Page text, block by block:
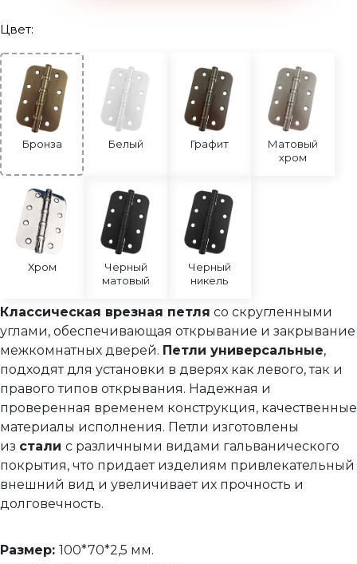
Накладки под цилиндр
Фурнитура для финских дверей
Механизмы для раздвижных и складных дверей
Прочее (доводчики, ограничители)
Цвет:
Белый
Бронза Графит
Матовый
хром
Хром
Черный
матовый
Черный
никель
Классическая врезная петля со скругленными
углами, обеспечивающая открывание и закрывание
межкомнатных дверей. Петли универсальные,
подходят для установки в дверях как левого, так и
правого типов открывания. Надежная и
проверенная временем конструкция, качественные
материалы исполнения. Петли изготовлены
из стали с различными видами гальванического
покрытия, что придает изделиям привлекательный
внешний вид и увеличивает их прочность и
долговечность.
Размер: 100*70*2,5 мм.